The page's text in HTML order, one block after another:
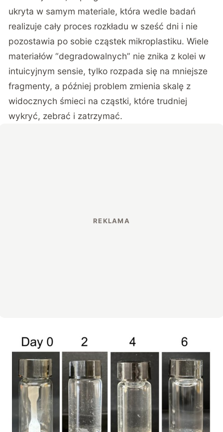
ukryta w samym materiale, która wedle badań
realizuje cały proces rozkładu w sześć dni i nie
pozostawia po sobie cząstek mikroplastiku. Wiele
materiałów “degradowalnych” nie znika z kolei w
intuicyjnym sensie, tylko rozpada się na mniejsze
fragmenty, a później problem zmienia skalę z
widocznych śmieci na cząstki, które trudniej
wykryć, zebrać i zatrzymać.